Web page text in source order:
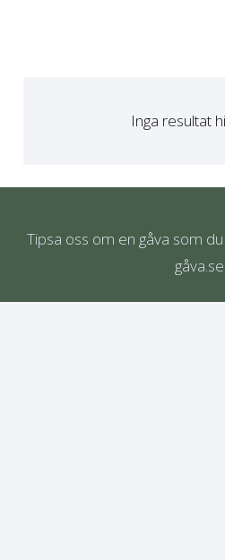
Inga resultat
Tipsa oss om en gåva som
gåva.se!